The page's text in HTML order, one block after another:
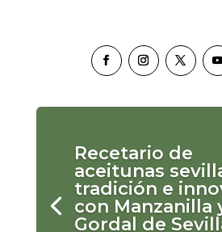
Recetario de
aceitunas
tradición e
con Manzanilla
Gordal de